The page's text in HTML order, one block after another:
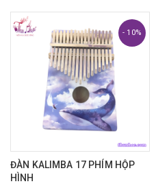
- 10%
ĐÀN KALIMBA 17 PHÍM HỘP
HÌNH